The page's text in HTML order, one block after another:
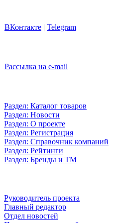
ВКонтакте | Telegram
Рассылка на e-mail
Раздел: Каталог товаров
Раздел: Новости
Раздел: О проекте
Раздел: Регистрация
Раздел: Справочник компаний
Раздел: Рейтинги
Раздел: Бренды и ТМ
Руководитель проекта
Главный редактор
Отдел новостей